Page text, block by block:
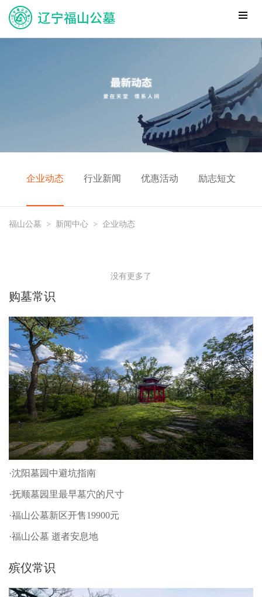
企业动态 行业新闻 优惠活动 励志短文
福山公墓 > 新闻中心 > 企业动态
没有更多了
购墓常识
·沈阳墓园中避坑指南
·抚顺墓园里最早墓穴的尺寸
·福山公墓新区开售19900元
·福山公墓 逝者安息地
殡仪常识